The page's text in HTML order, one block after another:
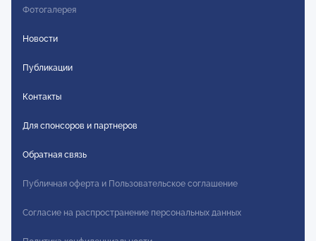
Фотогалерея
Новости
Публикации
Контакты
Для спонсоров и партнеров
Обратная связь
Публичная оферта и Пользовательское соглашение
Согласие на распространение персональных данных